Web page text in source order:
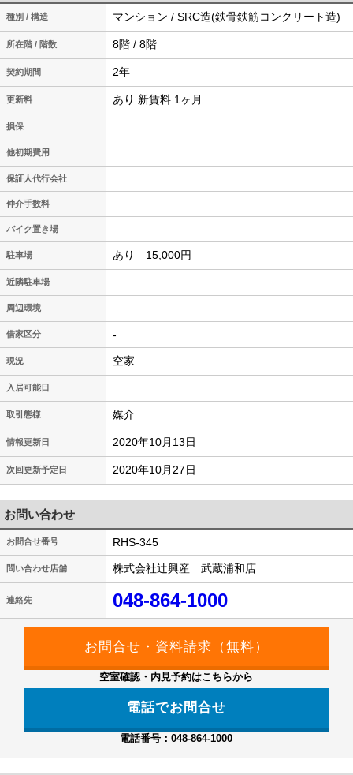
種別 / 構造 マンション / SRC造(鉄骨鉄筋コンクリート造)
所在階 / 階数 8階 / 8階
契約期間 2年
更新料 あり 新賃料 1ヶ月
損保
他初期費用
保証人代行会社
仲介手数料
バイク置き場
駐車場 あり 15,000円
近隣駐車場
周辺環境
借家区分 -
現況 空家
入居可能日
取引態様 媒介
情報更新日 2020年10月13日
次回更新予定日 2020年10月27日
お問い合わせ
お問合せ番号 RHS-345
問い合わせ店舗 株式会社辻興産 武蔵浦和店
連絡先 048-864-1000
空室確認・内見予約はこちらから
電話でお問合せ
電話番号：048-864-1000